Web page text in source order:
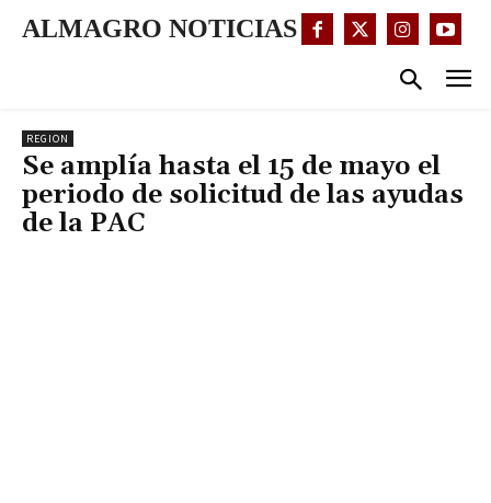
ALMAGRO NOTICIAS
REGION
Se amplía hasta el 15 de mayo el
periodo de solicitud de las ayudas
de la PAC